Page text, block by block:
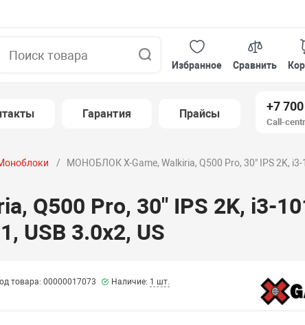
Избранное
Сравнить
Гарантия Прайсы
+7
Call-
МОНОБЛОК X-Game, Walkiria, Q500 Pro, 30" IPS 2K, i3-
Q500 Pro, 30" IPS 2K, i3-
USB 3.0x2, US
товара: 00000017073 Наличие: 1 шт.